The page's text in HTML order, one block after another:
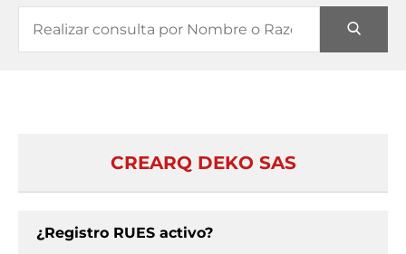
CREARQ DEKO SAS
¿Registro RUES activo?